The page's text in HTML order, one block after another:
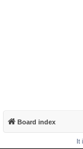
Board index
It